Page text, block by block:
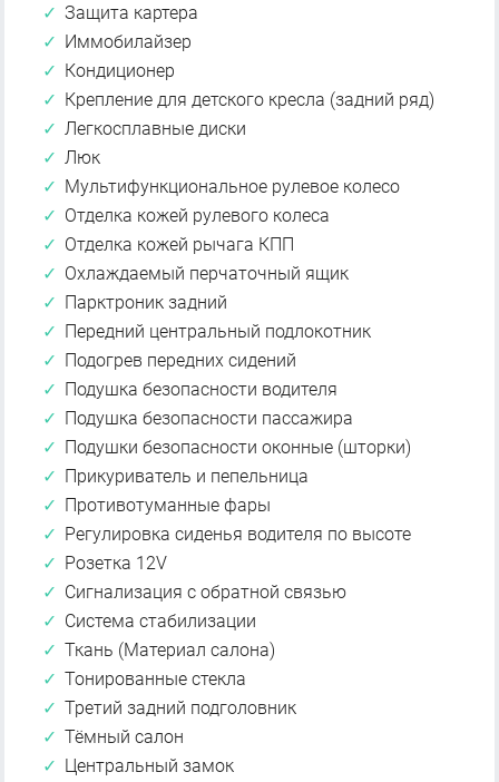
Защита картера
Иммобилайзер
Кондиционер
Крепление для детского кресла (задний ряд)
Легкосплавные диски
Люк
Мультифункциональное рулевое колесо
Отделка кожей рулевого колеса
Отделка кожей рычага КПП
Охлаждаемый перчаточный ящик
Парктроник задний
Передний центральный подлокотник
Подогрев передних сидений
Подушка безопасности водителя
Подушка безопасности пассажира
Подушки безопасности оконные (шторки)
Прикуриватель и пепельница
Противотуманные фары
Регулировка сиденья водителя по высоте
Розетка 12V
Сигнализация с обратной связью
Система стабилизации
Ткань (Материал салона)
Тонированные стекла
Третий задний подголовник
Тёмный салон
Центральный замок